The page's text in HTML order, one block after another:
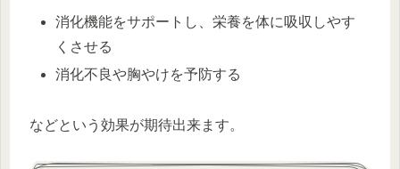
消化機能をサポートし、栄養を体に吸収しやす
くさせる
消化不良や胸やけを予防する
などという効果が期待出来ます。